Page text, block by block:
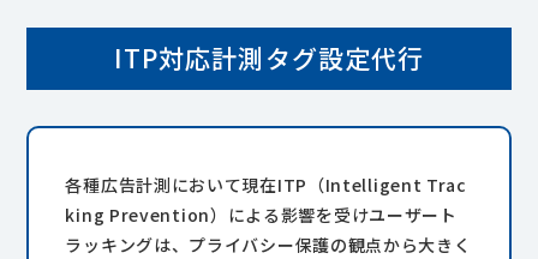
ITP対応計測タグ設定代行
各種広告計測において現在ITP（Intelligent Trac
king Prevention）による影響を受けユーザート
ラッキングは、プライバシー保護の観点から大きく